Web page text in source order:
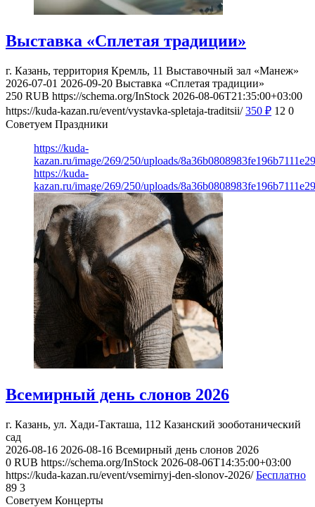
Выставка «Сплетая традиции»
г. Казань, территория Кремль, 11 Выставочный зал «Манеж»
2026-07-01 2026-09-20 Выставка «Сплетая традиции»
250 RUB https://schema.org/InStock 2026-08-06T21:35:00+03:00
https://kuda-kazan.ru/event/vystavka-spletaja-traditsii/ 350 ₽ 12 0
Советуем Праздники
https://kuda-
kazan.ru/image/269/250/uploads/
https://kuda-
kazan.ru/image/269/250/uploads/
Всемирный день слонов 2026
г. Казань, ул. Хади-Такташа, 112 Казанский зооботанический
сад
2026-08-16 2026-08-16 Всемирный день слонов 2026
0 RUB https://schema.org/InStock 2026-08-06T14:35:00+03:00
https://kuda-kazan.ru/event/vsemirnyj-den-slonov-2026/ Бесплатно
89 3
Советуем Концерты